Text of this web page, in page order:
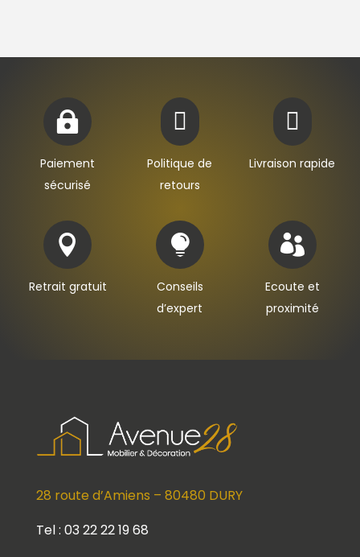

Paiement
sécurisé

Politique de
retours

Livraison rapide

Retrait gratuit

Conseils
d’expert

Ecoute et
proximité
28 route d’Amiens – 80480 DURY
Tel : 03 22 22 19 68